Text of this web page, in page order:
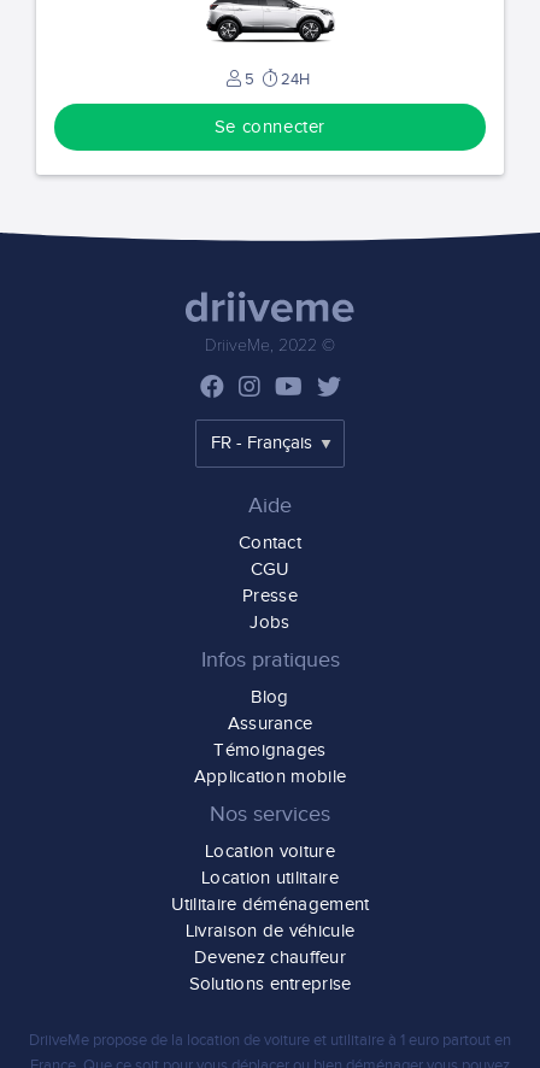
5 24H
Se connecter
DriiveMe, 2022 ©
Aide
Contact
CGU
Presse
Jobs
Infos pratiques
Blog
Assurance
Témoignages
Application mobile
Nos services
Location voiture
Location utilitaire
Utilitaire déménagement
Livraison de véhicule
Devenez chauffeur
Solutions entreprise
DriiveMe propose de la location de voiture et utilitaire à 1 euro partout en